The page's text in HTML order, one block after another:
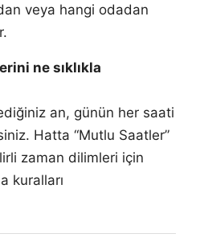
veya hangi odadan
ne sıklıkla
an, günün her saati
Hatta “Mutlu Saatler”
zaman dilimleri için
kuralları